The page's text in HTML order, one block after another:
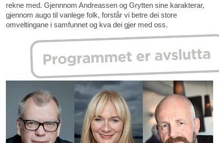
rekne med. Gjennnom Andreassen og Grytten sine karakterar,
gjennom augo til vanlege folk, forstår vi betre dei store
omveltingane i samfunnet og kva dei gjer med oss.